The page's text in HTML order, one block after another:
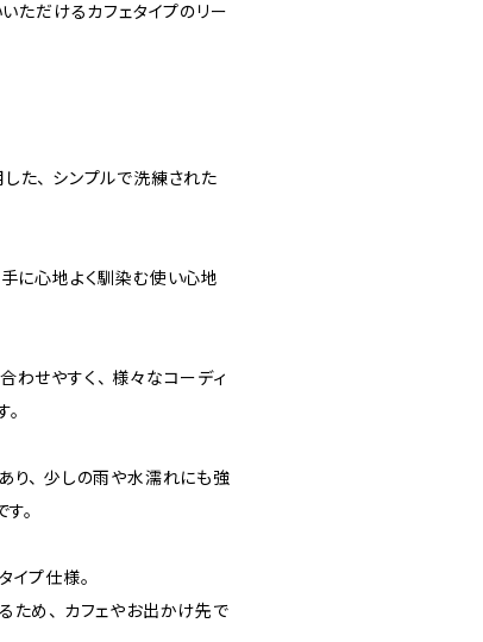
だけるカフェタイプのリー
た、 シンプルで洗練された
に心地よく馴染む使い心地
わせやすく、 様々なコーディ
り、 少しの雨や水濡れにも強
。
イプ仕様。
ため、 カフェやお出かけ先で